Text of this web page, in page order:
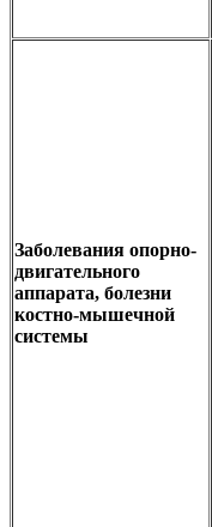
Заболевания опорно-
двигательного
аппарата, болезни
костно-мышечной
системы